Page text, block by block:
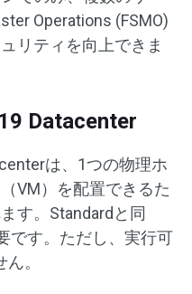
Operations (FSMO)
リティを向上できま
Datacenter
は、1つの物理ホ
VM）を配置できるた
す。Standardと同
です。ただし、実行可
。